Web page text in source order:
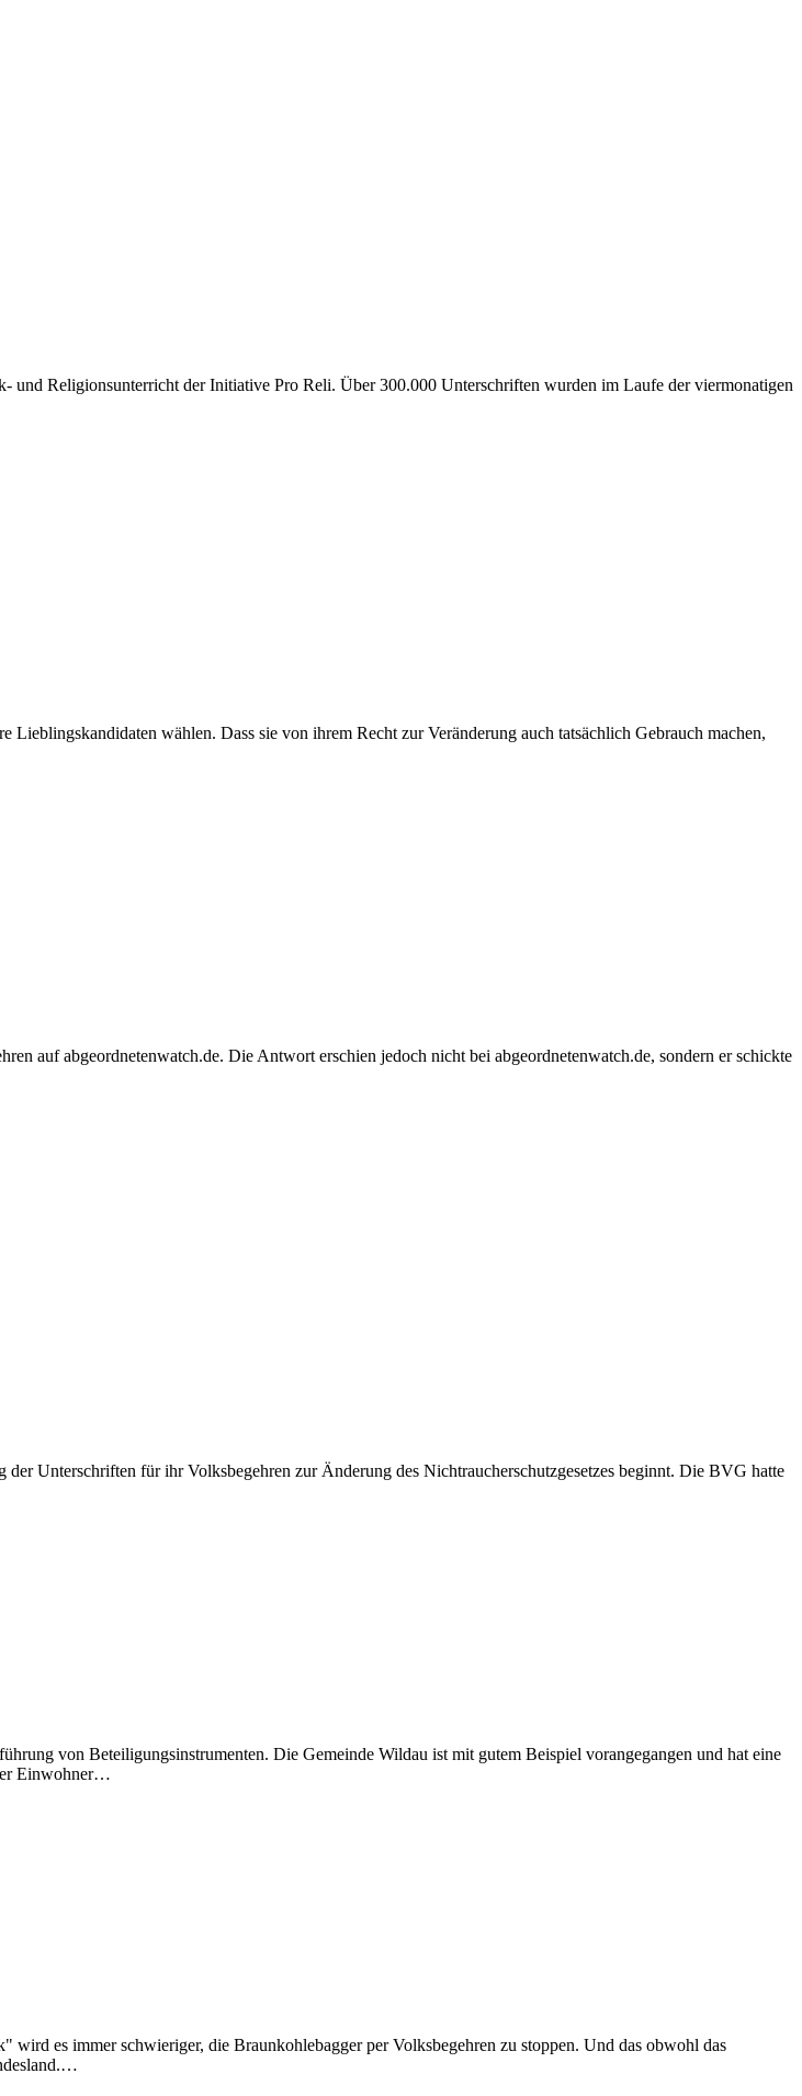
und Religionsunterricht der Initiative Pro Reli. Über 300.000 Unterschriften wurden im Laufe der viermonatigen
wählen. Dass sie von ihrem Recht zur Veränderung auch tatsächlich Gebrauch machen,
auf abgeordnetenwatch.de. Die Antwort erschien jedoch nicht bei abgeordnetenwatch.de, sondern er schickte
Unterschriften für ihr Volksbegehren zur Änderung des Nichtraucherschutzgesetzes beginnt. Die BVG hatte
von Beteiligungsinstrumenten. Die Gemeinde Wildau ist mit gutem Beispiel vorangegangen und hat eine
Einwohner…
es immer schwieriger, die Braunkohlebagger per Volksbegehren zu stoppen. Und das obwohl das